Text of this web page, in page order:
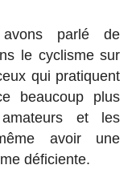
parlé de
le cyclisme sur
qui pratiquent
beaucoup plus
et les
avoir une
déficiente.